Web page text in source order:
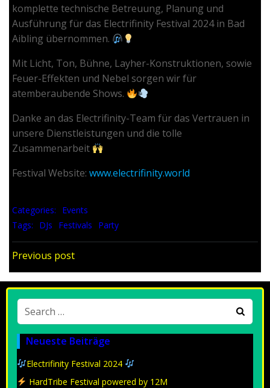
komplette technische Betreuung, Planung und
Ausführung für das Electrifinity Festival 2024 in Bad
Aibling übernommen.
Mit Licht, Ton, Bühne, Layher-Konstruktionen, sowie
Feuer-Effekten und Nebel sorgen wir für
atemberaubende Shows.
Danke an das Electrifinity-Team für das Vertrauen in
unsere Dienstleistungen und die tolle
Zusammenarbeit
Festival Website: www.electrifinity.world
Categories:
Events
Tags:
DJs Festivals Party
Previous post
Search
for:
Neueste Beiträge
Electrifinity Festival 2024
HardTribe Festival powered by 12M